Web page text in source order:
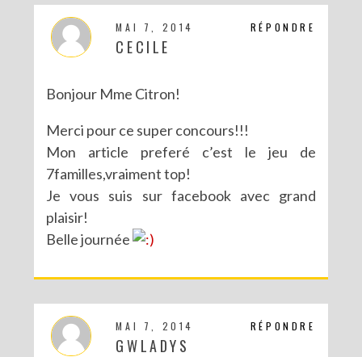
RÉPONDRE
MAI 7, 2014
CECILE
Bonjour Mme Citron!
Merci pour ce super concours!!!
Mon article preferé c’est le jeu de
7familles,vraiment top!
Je vous suis sur facebook avec grand
plaisir!
Belle journée
RÉPONDRE
MAI 7, 2014
GWLADYS